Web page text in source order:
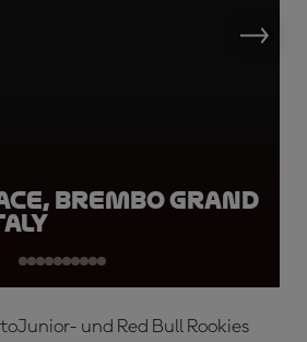
Brembo Grand
und Red Bull Rookies